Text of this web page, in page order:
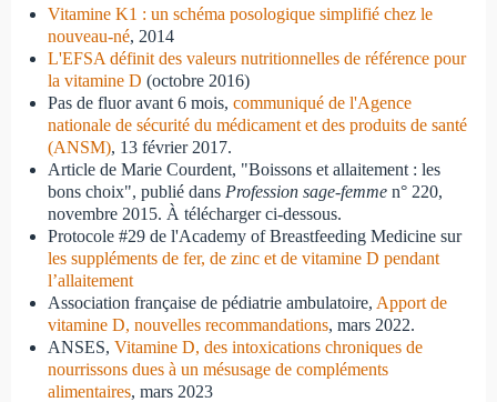
Vitamine K1 : un schéma posologique simplifié chez le
nouveau-né, 2014
L'EFSA définit des valeurs nutritionnelles de référence pour
la vitamine D (octobre 2016)
Pas de fluor avant 6 mois, communiqué de l'Agence
nationale de sécurité du médicament et des produits de santé
(ANSM), 13 février 2017.
Article de Marie Courdent, "Boissons et allaitement : les
bons choix", publié dans Profession sage-femmen° 220,
novembre 2015. À télécharger ci-dessous.
Protocole #29 de l'Academy of Breastfeeding Medicine sur
les suppléments de fer, de zinc et de vitamine D pendant
l’allaitement
Association française de pédiatrie ambulatoire, Apport de
vitamine D, nouvelles recommandations, mars 2022.
ANSES, Vitamine D, des intoxications chroniques de
nourrissons dues à un mésusage de compléments
alimentaires, mars 2023